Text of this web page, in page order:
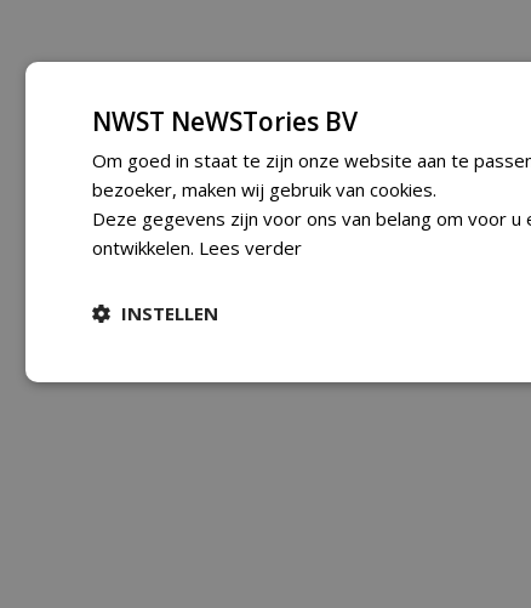
NWST NeWSTories BV
Om goed in staat te zijn onze website aan te
bezoeker, maken wij gebruik van cookies.
Deze gegevens zijn voor ons van belang om voor
ontwikkelen. Lees verder
INSTELLEN